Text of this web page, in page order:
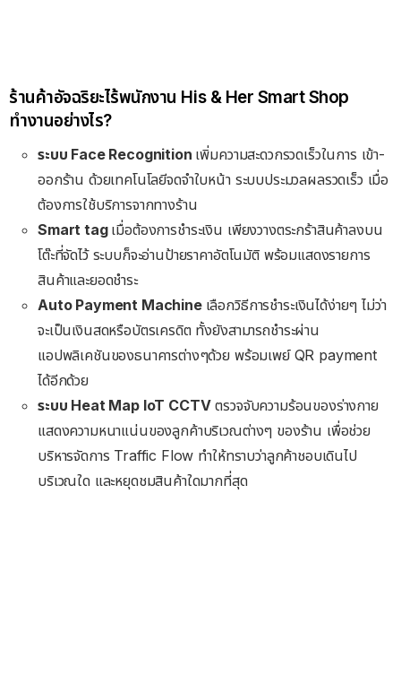
ร้านค้าอัจฉริยะไร้พนักงาน His & Her Smart Shop
ทำงานอย่างไร?
ระบบ Face Recognition เพิ่มความสะดวกรวดเร็วในการ เข้า-
ออกร้าน ด้วยเทคโนโลยีจดจำใบหน้า ระบบประมวลผลรวดเร็ว เมื่อ
ต้องการใช้บริการจากทางร้าน
Smart tag เมื่อต้องการชำระเงิน เพียงวางตระกร้าสินค้าลงบน
โต๊ะที่จัดไว้ ระบบก็จะอ่านป้ายราคาอัตโนมัติ พร้อมแสดงรายการ
สินค้าและยอดชำระ
Auto Payment Machine เลือกวิธีการชำระเงินได้ง่ายๆ ไม่ว่า
จะเป็นเงินสดหรือบัตรเครดิต ทั้งยังสามารถชำระผ่าน
แอปพลิเคชันของธนาคารต่างๆด้วย พร้อมเพย์ QR payment
ได้อีกด้วย
ระบบ Heat Map loT CCTVตรวจจับความร้อนของร่างกาย
แสดงความหนาแน่นของลูกค้าบริเวณต่างๆ ของร้าน เพื่อช่วย
บริหารจัดการ Traffic Flow ทำให้ทราบว่าลูกค้าชอบเดินไป
บริเวณใด และหยุดชมสินค้าใดมากที่สุด